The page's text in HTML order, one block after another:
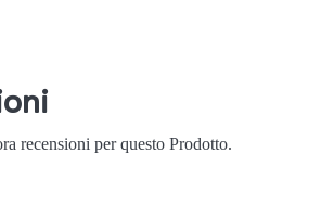
recensioni per questo Prodotto.